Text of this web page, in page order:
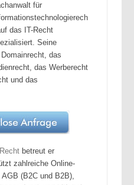
für
das IT-Recht
Seine
das
das Werberecht
und das
betreut er
zahlreiche Online-
(B2C und B2B),